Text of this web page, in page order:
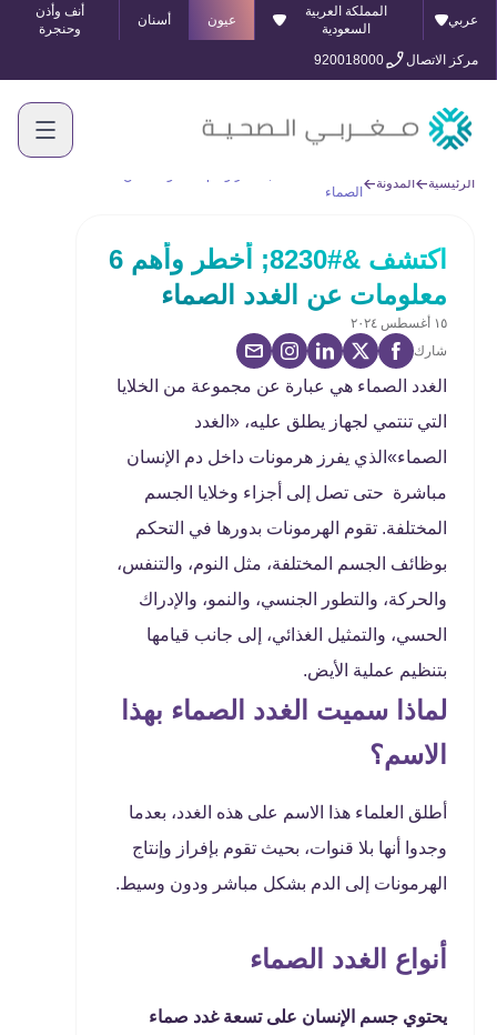
عربي
المملكة العربية
السعودية
عيون أسنان
أنف وأذن
وحنجرة
مركز الاتصال
920018000
الرئيسية المدونة
الصماء
اكتشف &#8230; أخطر وأهم 6
معلومات عن الغدد الصماء
١٥ أغسطس ٢٠٢٤
شارك
الغدد الصماء هي عبارة عن مجموعة من الخلايا
التي تنتمي لجهاز يطلق عليه، «الغدد
الصماء»الذي يفرز هرمونات داخل دم الإنسان
مباشرة حتى تصل إلى أجزاء وخلايا الجسم
المختلفة. تقوم الهرمونات بدورها في التحكم
بوظائف الجسم المختلفة، مثل النوم، والتنفس،
والحركة، والتطور الجنسي، والنمو، والإدراك
الحسي، والتمثيل الغذائي، إلى جانب قيامها
بتنظيم عملية الأيض.
لماذا سميت الغدد الصماء بهذا
الاسم؟
أطلق العلماء هذا الاسم على هذه الغدد، بعدما
وجدوا أنها بلا قنوات، بحيث تقوم بإفراز وإنتاج
الهرمونات إلى الدم بشكل مباشر ودون وسيط.
أنواع الغدد الصماء
يحتوي جسم الإنسان على تسعة غدد صماء